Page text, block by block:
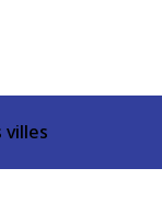
villes